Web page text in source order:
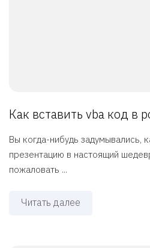
Как вставить vba код в
Вы когда-нибудь задумывались,
презентацию в настоящий
пожаловать ...
Читать далее